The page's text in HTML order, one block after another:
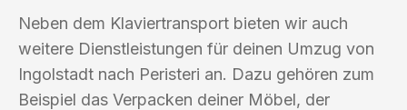
Neben dem Klaviertransport bieten wir auch
weitere Dienstleistungen für deinen Umzug von
Ingolstadt nach Peristeri an. Dazu gehören zum
Beispiel das Verpacken deiner Möbel, der